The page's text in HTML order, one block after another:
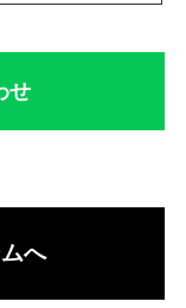
せ
へ